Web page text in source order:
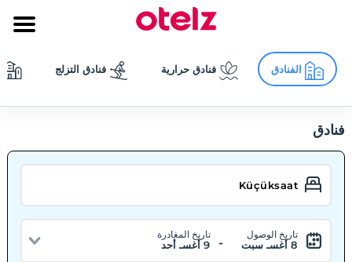
الفنادق فنادق حرارية فنادق التزلج
فنادق
تاريخ الوصول
8 أغسـ سبت -
تاريخ المغادرة
9 أغسـ أحد